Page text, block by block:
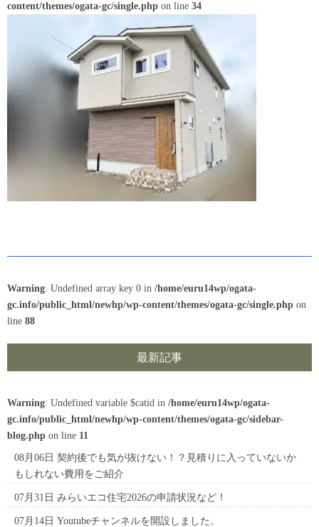
content/themes/ogata-gc/single.php on line 34
Warning: Undefined array key 0 in /home/euru14wp/ogata-
gc.info/public_html/newhp/wp-content/themes/ogata-gc/single.php on
line 88
最新記事
Warning: Undefined variable $catid in /home/euru14wp/ogata-
gc.info/public_html/newhp/wp-content/themes/ogata-gc/sidebar-
blog.php on line 11
08月06日 契約後でも気が抜けない！？見積りに入っていないか
もしれない費用をご紹介
07月31日 みらいエコ住宅2026の申請状況など！
07月14日 Youtubeチャンネルを開設しました。